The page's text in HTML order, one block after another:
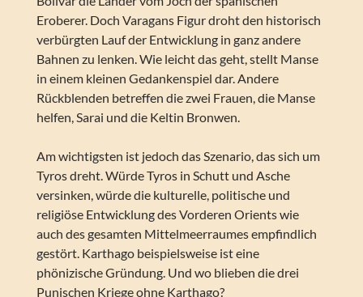
Eroberer. Doch Varagans Figur droht den historisch
verbürgten Lauf der Entwicklung in ganz andere
Bahnen zu lenken. Wie leicht das geht, stellt Manse
in einem kleinen Gedankenspiel dar. Andere
Rückblenden betreffen die zwei Frauen, die Manse
helfen, Sarai und die Keltin Bronwen.
Am wichtigsten ist jedoch das Szenario, das sich um
Tyros dreht. Würde Tyros in Schutt und Asche
versinken, würde die kulturelle, politische und
religiöse Entwicklung des Vorderen Orients wie
auch des gesamten Mittelmeerraumes empfindlich
gestört. Karthago beispielsweise ist eine
phönizische Gründung. Und wo blieben die drei
Punischen Kriege ohne Karthago?